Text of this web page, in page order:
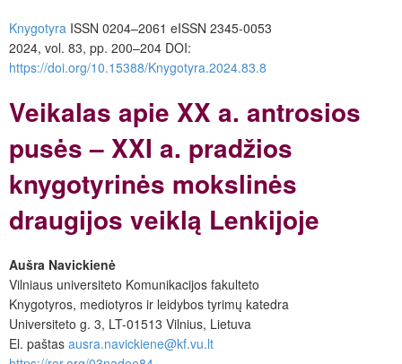
Knygotyra ISSN 0204–2061 eISSN 2345-0053
2024, vol. 83, pp. 200–204 DOI:
https://doi.org/10.15388/Knygotyra.2024.83.8
Veikalas apie XX a. antrosios
pusės – XXI a. pradžios
knygotyrinės mokslinės
draugijos veiklą Lenkijoje
Aušra Navickienė
Vilniaus universiteto Komunikacijos fakulteto
Knygotyros, mediotyros ir leidybos tyrimų katedra
Universiteto g. 3, LT-01513 Vilnius, Lietuva
El. paštas ausra.navickiene@kf.vu.lt